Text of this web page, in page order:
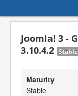
Joomla! 3 -
3.10.4.2 Stable
Maturity
Stable